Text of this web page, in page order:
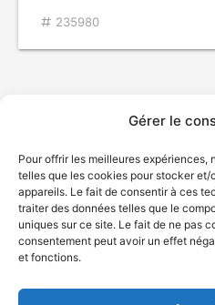
Gérer le
Pour offrir les meilleures expériences,
telles que les cookies pour stocker
appareils. Le fait de consentir à ces
traiter des données telles que le
uniques sur ce site. Le fait de ne pas
consentement peut avoir un effet
et fonctions.
235980
© Gouvernement
Plan